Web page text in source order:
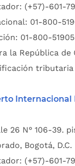
(+57)-601-
01-800-
01-800-
la República de
26 N° 106-39.
Bogotá, D.C.
(+57)-601-